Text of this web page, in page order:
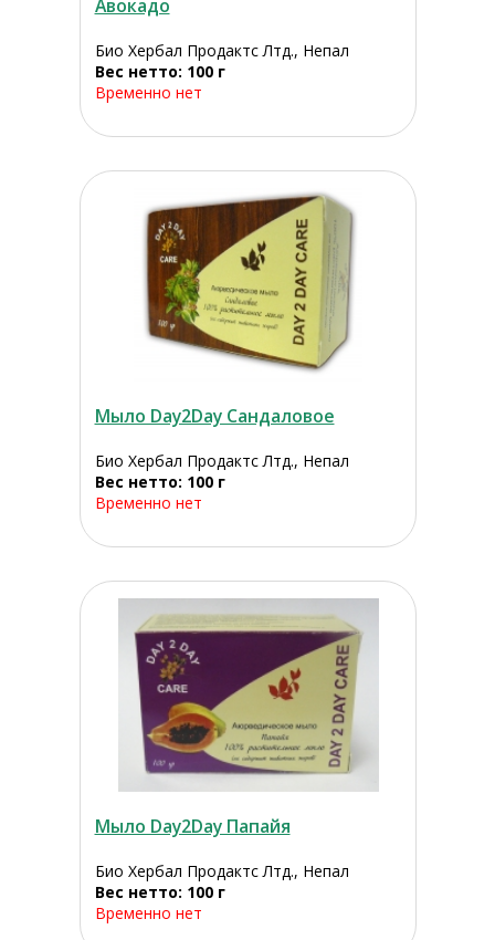
Авокадо
Био Хербал Продактс Лтд., Непал
Вес нетто: 100 г
Временно нет
Мыло Day2Day Сандаловое
Био Хербал Продактс Лтд., Непал
Вес нетто: 100 г
Временно нет
Мыло Day2Day Папайя
Био Хербал Продактс Лтд., Непал
Вес нетто: 100 г
Временно нет